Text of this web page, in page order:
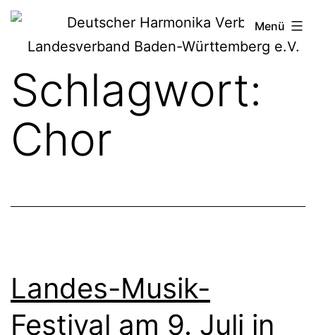
Zum
Deutscher
Harmonika-
Verband
Menü
Schlagwort:
Chor
Landes-Musik-
Festival am 9. Juli in